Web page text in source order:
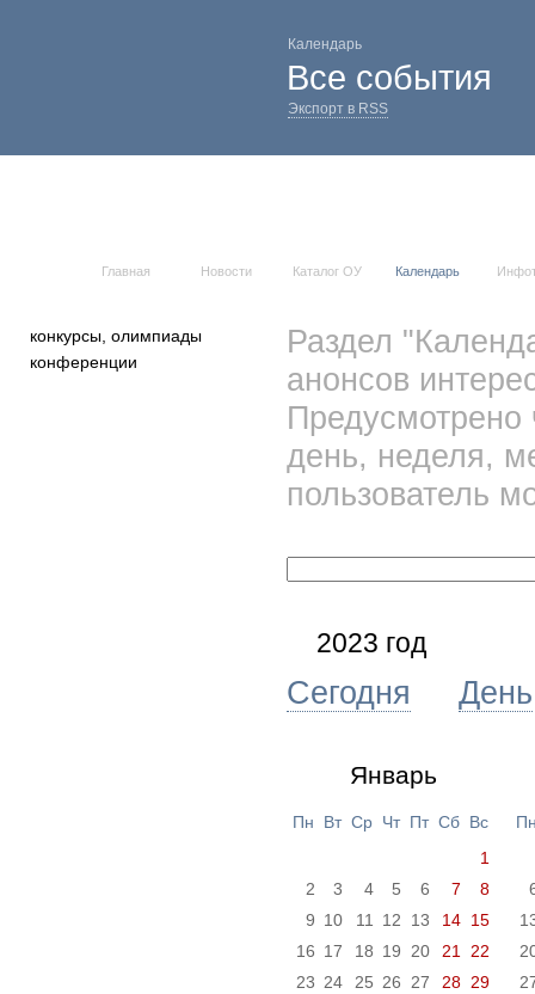
Главная Новости Каталог ОУ Календарь
Все события
Календарь
Экспорт в RSS
конкурсы, олимпиады
конференции
Раздел
анонсов
день, неделя,
пользователь
2023 год
Сегодня День
Январь
Пн Вт Ср Чт Пт Сб Вс
1
2
3 4 5 6 7
8
9 10 11 12 13 14 15
16 17 18 19 20 21
22
23 24 25 26 27 28 29